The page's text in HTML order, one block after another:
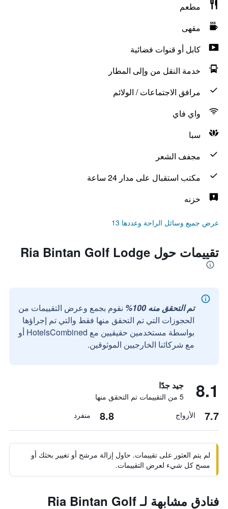
مطعم
مقهى
كابل أو قنوات فضائية
خدمة النقل من وإلى المطار
مرافق الاجتماعات / الولائم
واي فاي
سبا
مجفف الشعر
مكتب استقبال على مدار 24 ساعة
خزنه
عرض جميع وسائل الراحة وعددها 13
تقييمات حول Ria Bintan Golf Lodge
تم التحقق منه 100%
نقوم بجمع وعرض التقييمات من
الحجوزات التي تم التحقق منها فقط والتي تم إجراؤها
بواسطة مستخدمين حقيقيين مع HotelsCombined أو
مع شركائنا الخارجيين الموثوقين.
8.1 جيد جدًا
5 من التقييمات تم التحقق منها
7.7 الأزواج 8.8 منفرد
لم يتم العثور على تقييمات. حاول إزالة مرشح أو تغيير بحثك أو
مسح كل شيء لعرض التقييمات.
فنادق مشابهة لـ Ria Bintan Golf